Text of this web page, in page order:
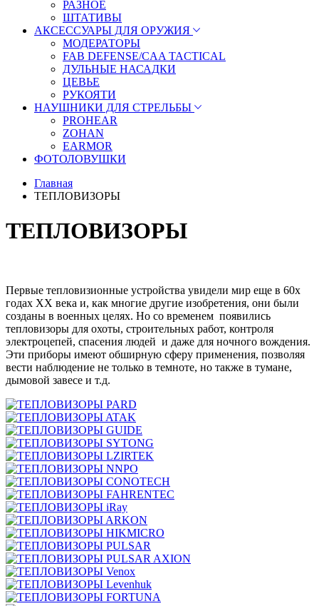
РАЗНОЕ
ШТАТИВЫ
АКСЕССУАРЫ ДЛЯ ОРУЖИЯ
МОДЕРАТОРЫ
FAB DEFENSE/CAA TACTICAL
ДУЛЬНЫЕ НАСАДКИ
ЦЕВЬЕ
РУКОЯТИ
НАУШНИКИ ДЛЯ СТРЕЛЬБЫ
PROHEAR
ZOHAN
EARMOR
ФОТОЛОВУШКИ
Главная
ТЕПЛОВИЗОРЫ
ТЕПЛОВИЗОРЫ
Первые тепловизионные устройства увидели мир еще в 60х
годах ХХ века и, как многие другие изобретения, они были
созданы в военных целях. Но со временем появились
тепловизоры для охоты, строительных работ, контроля
электроцепей, спасения людей и даже для ночного вождения.
Эти приборы имеют обширную сферу применения, позволяя
вести наблюдение не только в темноте, но также в тумане,
дымовой завесе и т.д.
PARD
ATAK
GUIDE
SYTONG
LZIRTEK
NNPO
CONOTECH
FAHRENTEC
iRay
ARKON
HIKMICRO
PULSAR
PULSAR AXION
Venox
Levenhuk
FORTUNA